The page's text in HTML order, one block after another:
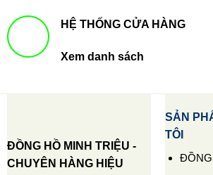
HỆ THỐNG CỬA HÀNG
Xem danh sách
ĐỒNG HỒ MINH TRIỆU -
CHUYÊN HÀNG HIỆU
SẢN
TÔI
ĐỒNG